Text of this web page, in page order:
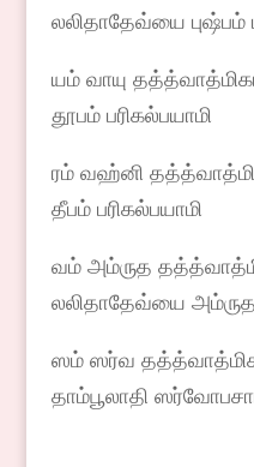
லலிதாதேவ்யை புஷ்பம்
யம் வாயு
தூபம் பரிகல்பயாமி
ரம் வஹ்னி
தீபம் பரிகல்பயாமி
வம் அம்ருத
லலிதாதேவ்யை
ஸம் ஸர்வ
தாம்பூலாதி